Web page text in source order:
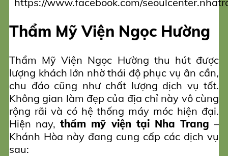
Thẩm Mỹ Viện Ngọc Hường
Thẩm Mỹ Viện Ngọc Hường thu hút được
lượng khách lớn nhờ thái độ phục vụ ân cần,
chu đáo cũng như chất lượng dịch vụ tốt.
Không gian làm đẹp của địa chỉ này vô cùng
rộng rãi và có hệ thống máy móc hiện đại.
Hiện nay,thẩm mỹ viện tại Nha Trang –
Khánh Hòa này đang cung cấp các dịch vụ
sau: